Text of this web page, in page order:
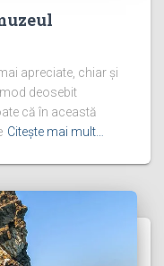
apreciate, chiar și
deosebit
că în această
Citește mai mult…